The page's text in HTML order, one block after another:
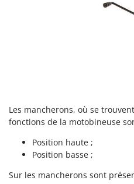
Simatech
Sirman
Skil
Smartwood
Smeg
Les mancherons, où se
fonctions de la motobineuse
Position haute ;
Position basse ;
Sur les mancherons sont